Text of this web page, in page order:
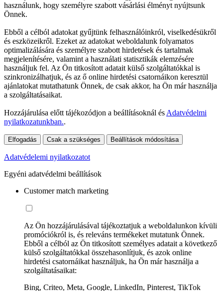
használunk, hogy személyre szabott vásárlási élményt nyújtsunk
Önnek.
Ebből a célból adatokat gyűjtünk felhasználóinkról, viselkedésükről
és eszközeikről. Ezeket az adatokat weboldalunk folyamatos
optimalizálására és személyre szabott hirdetések és tartalmak
megjelenítésére, valamint a használati statisztikák elemzésére
használjuk fel. Az Ön titkosított adatait külső szolgáltatókkal is
szinkronizálhatjuk, és az ő online hirdetési csatornáikon keresztül
ajánlatokat mutathatunk Önnek, de csak akkor, ha Ön már használja
a szolgáltatásaikat.
Hozzájárulása előtt tájékozódjon a beállításoknál és Adatvédelmi
nyilatkozatunkban..
Elfogadás Csak a szükséges Beállítások módosítása
Adatvédelemi nyilatkozatot
Egyéni adatvédelmi beállítások
Customer match marketing
Az Ön hozzájárulásával tájékoztatjuk a weboldalunkon kívüli
promóciókról is, és releváns termékeket mutatunk Önnek.
Ebből a célból az Ön titkosított személyes adatait a következő
külső szolgáltatókkal összehasonlítjuk, és azok online
hirdetési csatornáikat használjuk, ha Ön már használja a
szolgáltatásaikat:
Bing, Criteo, Meta, Google, LinkedIn, Pinterest, TikTok